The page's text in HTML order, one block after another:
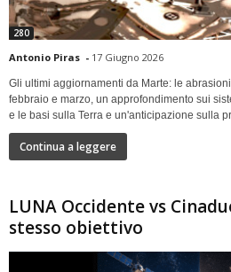
280
Antonio Piras - 17 Giugno 2026
Gli ultimi aggiornamenti da Marte: le
febbraio e marzo, un approfondimento sui
e le basi sulla Terra e un'anticipazione sulla
Continua a leggere
LUNA Occidente vs
stesso obiettivo